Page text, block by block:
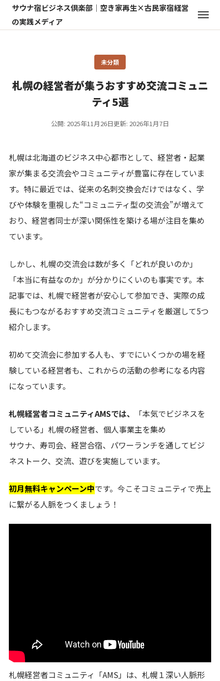
サウナ宿ビジネス倶楽部｜空き家再生×古民家宿経営
の実践メディア
未分類
札幌の経営者が集うおすすめ交流コミュニ
ティ5選
公開: 2025年11月26日更新: 2026年1月7日
札幌は北海道のビジネス中心都市として、経営者・起業
家が集まる交流会やコミュニティが豊富に存在していま
す。特に最近では、従来の名刺交換会だけではなく、学
びや体験を重視した“コミュニティ型の交流会”が増えて
おり、経営者同士が深い関係性を築ける場が注目を集め
ています。
しかし、札幌の交流会は数が多く「どれが良いのか」
「本当に有益なのか」が分かりにくいのも事実です。本
記事では、札幌で経営者が安心して参加でき、実際の成
長にもつながるおすすめ交流コミュニティを厳選して5つ
紹介します。
初めて交流会に参加する人も、すでにいくつかの場を経
験している経営者も、これからの活動の参考になる内容
になっています。
札幌経営者コミュニティAMSでは、
「本気でビジネスを
している」札幌の経営者、個人事業主を集め
サウナ、寿司会、経営合宿、パワーランチを通してビジ
ネストーク、交流、遊びを実施しています。
初月無料キャンペーン中です。今こそコミュニティで売上
に繋がる人脈をつくましょう！
札幌経営者コミュニティ「AMS」は、札幌１深い人脈形